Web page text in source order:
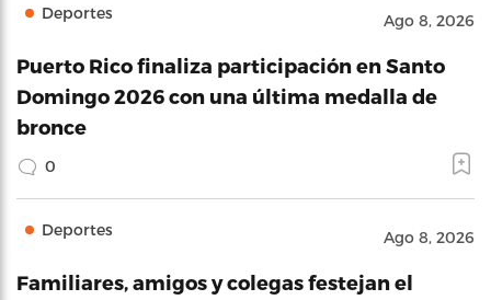
Deportes Ago 8, 2026
Puerto Rico finaliza participación en Santo
Domingo 2026 con una última medalla de
bronce
0
Deportes Ago 8, 2026
Familiares, amigos y colegas festejan el